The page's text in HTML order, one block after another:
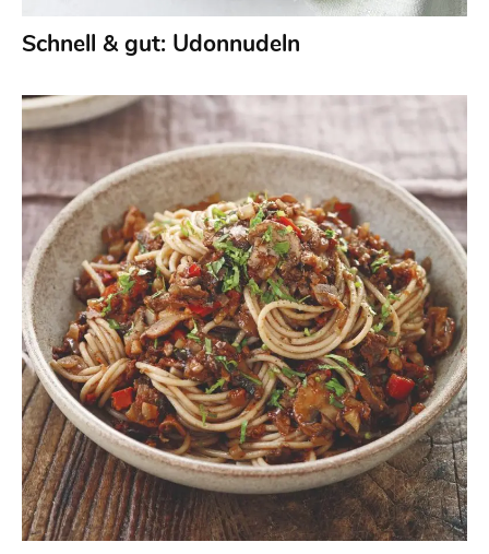
Schnell & gut: Udonnudeln